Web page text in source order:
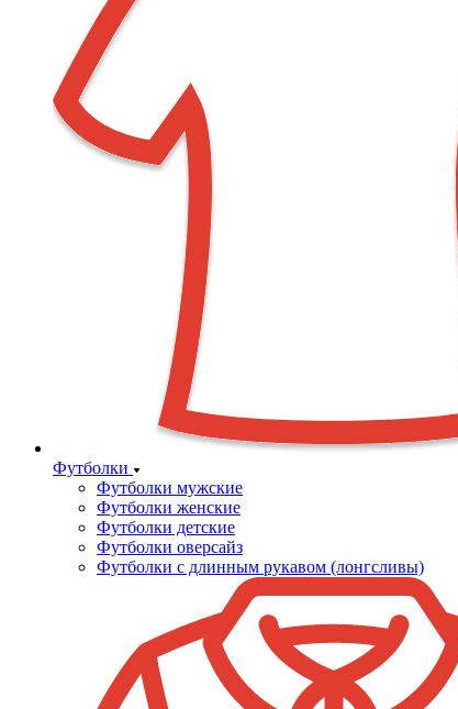
Футболки
Футболки мужские
Футболки женские
Футболки детские
Футболки оверсайз
Футболки с длинным рукавом (лонгсливы)